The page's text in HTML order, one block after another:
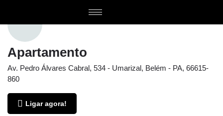
Apartamento
Av. Pedro Álvares Cabral, 534 - Umarizal, Belém - PA, 66615-
860
Ligar agora!